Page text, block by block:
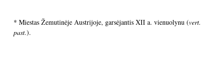
* Miestas Žemutinėje Austrijoje, garsėjantis XII a. vienuolynu (vert.
past.).